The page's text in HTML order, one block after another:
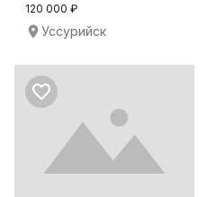
120 000 ₽
Уссурийск